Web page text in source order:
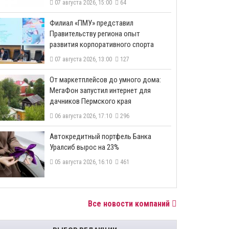
07 августа 2026, 15:00 64
​Филиал «ПМУ» представил
Правительству региона опыт
развития корпоративного спорта
07 августа 2026, 13:00 127
От маркетплейсов до умного дома:
МегаФон запустил интернет для
дачников Пермского края
06 августа 2026, 17:10 296
​Автокредитный портфель Банка
Уралсиб вырос на 23%
05 августа 2026, 16:10 461
Все новости компаний